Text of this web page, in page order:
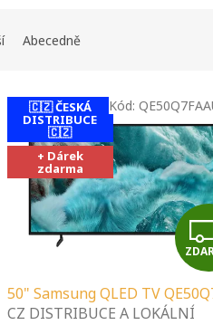
Abecedně
🇨🇿 ČESKÁ
DISTRIBUCE
🇨🇿
+ Dárek
zdarma
50" Samsung QLED TV
CZ DISTRIBUCE A LOKÁLNÍ
Kód: